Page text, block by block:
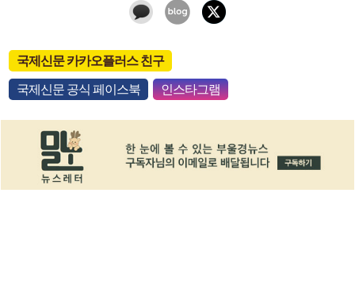
국제신문 카카오플러스 친구
국제신문 공식 페이스북 인스타그램